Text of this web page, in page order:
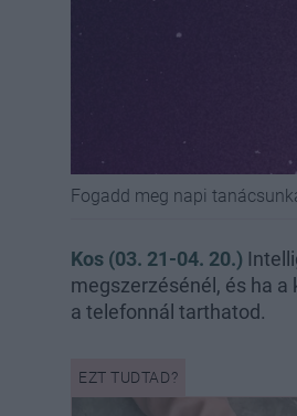
Fogadd meg napi
Kos (03. 21-04. 20.)
megszerzésénél, és ha
a telefonnál tarthatod.